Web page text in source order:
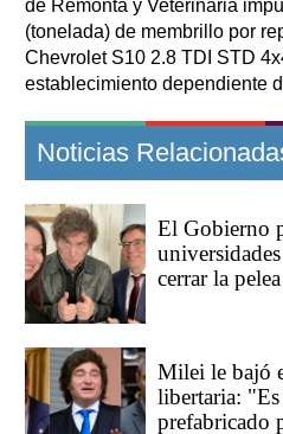
de Remonta y Veterinaria
(tonelada) de membrillo por
Chevrolet S10 2.8 TDI STD
establecimiento dependiente
Noticias
El Gobierno
cerrar la
Milei le bajó
libertaria: "Es
prefabricado